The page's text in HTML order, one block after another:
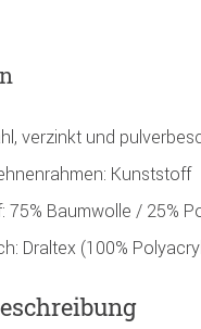
verzinkt und
Kunststoff
75% Baumwolle / 25%
Draltex (100%